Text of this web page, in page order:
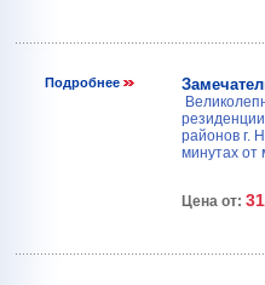
Подробнее
районов г.
минутах от
Цена от: